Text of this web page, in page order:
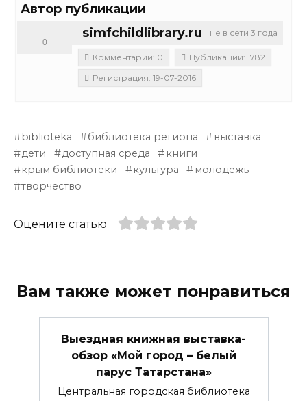
Автор публикации
не в сети 3 года
simfchildlibrary.ru
0
Комментарии: 0
Публикации: 1782
Регистрация: 19-07-2016
biblioteka библиотека региона
выставка
дети
доступная среда
книги
крым библиотеки
культура
молодежь
творчество
Оцените статью
Вам также может понравиться
Выездная книжная выставка-
обзор «Мой город – белый
парус Татарстана»
Центральная городская библиотека